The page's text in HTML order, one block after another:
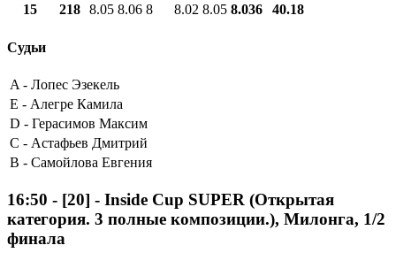
15
218 8.05 8.06 8 8.02 8.05 8.036 40.18
Судьи
A - Лопес Эзекель
E - Алегре Камила
D - Герасимов Максим
C - Астафьев Дмитрий
B - Самойлова Евгения
16:50 - [20] - Inside Cup SUPER (Открытая
категория. 3 полные композиции.), Милонга, 1/2
финала